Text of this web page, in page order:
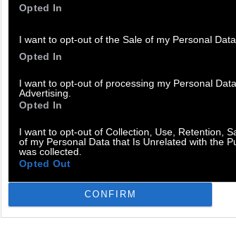
Opted In
I want to opt-out of the Sale of my Personal Data.
Opted In
I want to opt-out of processing my Personal
Advertising.
Opted In
I want to opt-out of Collection, Use, Retention,
of my Personal Data that Is Unrelated with the
was collected.
Opted Out
CONFIRM
Mini
Word Search
Geheimes Wort